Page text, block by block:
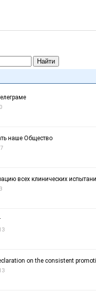
Найти
наше Общество
всех клинических
on the consistent